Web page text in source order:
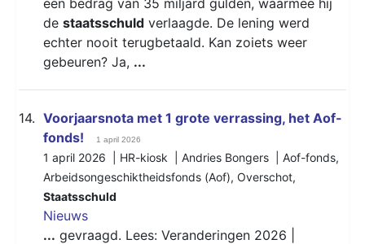
de staatsschuld verlaagde. De lening werd
echter nooit terugbetaald. Kan zoiets weer
gebeuren? Ja, ...
14. Voorjaarsnota met 1 grote verrassing, het Aof-
fonds!
1 april 2026
1 april 2026 | HR-kiosk | Andries Bongers | Aof-fonds,
Arbeidsongeschiktheidsfonds (Aof), Overschot,
Staatsschuld
Nieuws
... gevraagd. Lees: Veranderingen 2026 |